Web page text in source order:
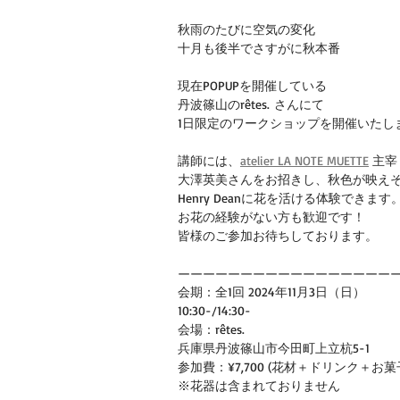
秋雨のたびに空気の変化
十月も後半でさすがに秋本番
現在POPUPを開催している
丹波篠山のrêtes. さんにて
1日限定のワークショップを開催いたし
講師には、 atelier LA NOTE MUETTE 主
大澤英美さんをお招きし、秋色が映え
Henry Deanに花を活ける体験できます
お花の経験がない方も歓迎です！
皆様のご参加お待ちしております。
会期：全1回 2024年11月3日（日）
10:30-/14:30-
会場：rêtes.
兵庫県丹波篠山市今田町上立杭5-1
参加費：¥7,700 (花材＋ドリンク＋お
※花器は含まれておりません